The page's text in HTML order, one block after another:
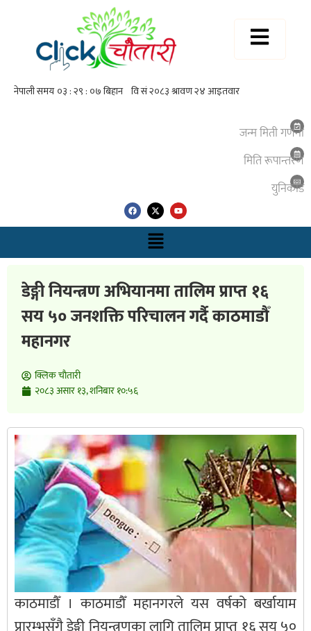
जन्म मिती गणना
मिति रूपान्तरण
युनिकाेड
डेङ्गी नियन्त्रण अभियानमा तालिम प्राप्त १६
सय ५० जनशक्ति परिचालन गर्दै काठमाडौँ
महानगर
क्लिक चाैतारी
२०८३ असार १३, शनिबार १०:५६
काठमाडौँ । काठमाडौँ महानगरले यस वर्षको बर्खायाम